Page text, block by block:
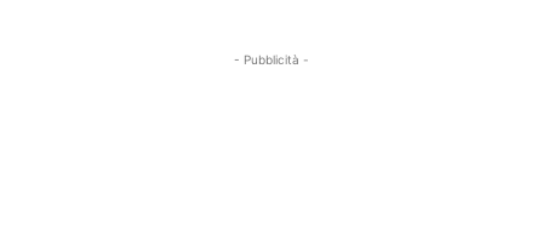
- Pubblicità -